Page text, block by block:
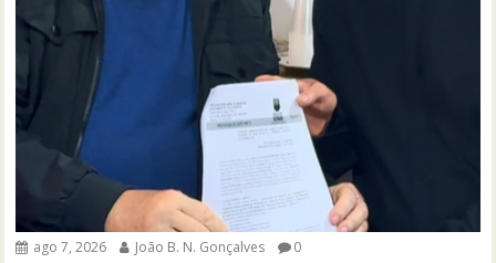
ago 7, 2026 João B. N. Gonçalves 0